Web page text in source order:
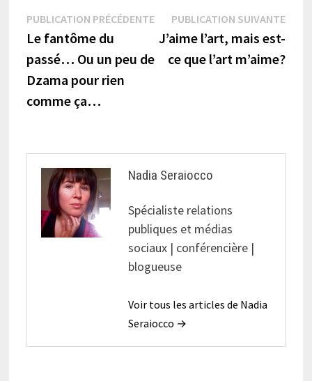
Navigation
de
l’article
PUBLICATION PRÉCÉDENTEPublication
précédente :
Le fantôme du
passé… Ou un peu de
Dzama pour rien
comme ça…
PUBLICATION SUIVANTE
J’aime l’art, mais est-
ce que l’art m’aime?
Nadia Seraiocco
Spécialiste relations
publiques et médias
sociaux | conférencière |
blogueuse
Voir tous les articles de Nadia
Seraiocco →